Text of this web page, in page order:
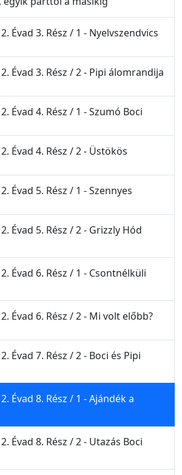
Évad 3. Rész / 1 - Nyelvszendvics
Évad 3. Rész / 2 - Pipi álomrandija
Évad 4. Rész / 1 - Szumó Boci
Évad 4. Rész / 2 - Üstökös
Évad 5. Rész / 1 - Szennyes
Évad 5. Rész / 2 - Grizzly Hód
Évad 6. Rész / 1 - Csontnélküli
Évad 6. Rész / 2 - Mi volt előbb?
Évad 7. Rész / 2 - Boci és Pipi
Évad 8. Rész / 1 - Ajándék a
Évad 8. Rész / 2 - Utazás Boci